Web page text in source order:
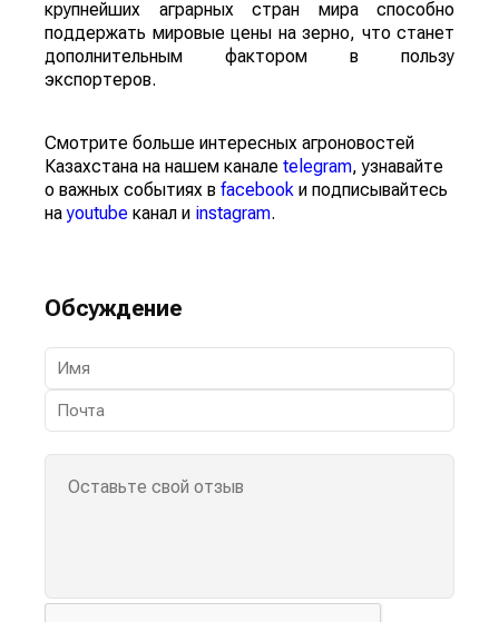
крупнейших аграрных стран мира способно
поддержать мировые цены на зерно, что станет
дополнительным фактором в пользу
экспортеров.
Смотрите больше интересных агроновостей
Казахстана на нашем канале telegram, узнавайте
о важных событиях в facebook и подписывайтесь
наyoutube канал и instagram.
Обсуждение